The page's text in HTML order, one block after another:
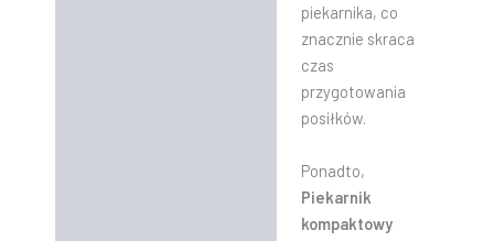
piekarnika, co
znacznie skraca
czas
przygotowania
posiłków.
Ponadto,
Piekarnik
kompaktowy